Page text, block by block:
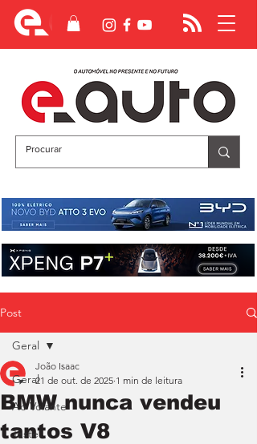
Post
Geral
Ao Volante
Teste
Geral
BMW nunca vendeu
tantos V8
João Isaac
21 de out. de 2025 1 min de leitura